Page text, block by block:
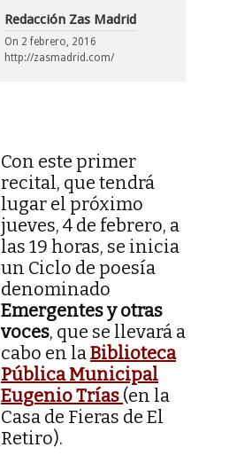
Redacción Zas Madrid
On 2 febrero, 2016
http://zasmadrid.com/
Con este primer
recital, que tendrá
lugar el próximo
jueves, 4 de febrero, a
las 19 horas, se inicia
un Ciclo de poesía
denominado
Emergentes y otras
voces, que se llevará a
cabo en la Biblioteca
Pública Municipal
Eugenio Trías (en la
Casa de Fieras de El
Retiro).